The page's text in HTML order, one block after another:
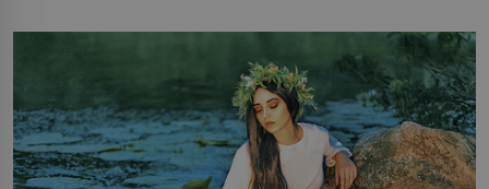
milostpaní. Stačí jenom na sukni,“ zhodnotí švadlena
množství růžového mušelínu. „Ošidili vás, podívejte.“
Vezme do ruky dřevěnou